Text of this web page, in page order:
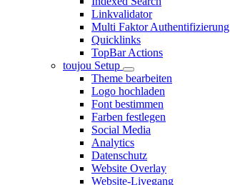
Linkvalidator
Multi Faktor Authentifizierung
Quicklinks
TopBar Actions
toujou Setup
Theme bearbeiten
Logo hochladen
Font bestimmen
Farben festlegen
Social Media
Analytics
Datenschutz
Website Overlay
Website-Livegang